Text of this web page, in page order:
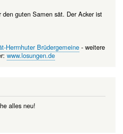
den guten Samen sät. Der Acker ist
Herrnhuter Brüdergemeine - weitere
www.losungen.de
alles neu!